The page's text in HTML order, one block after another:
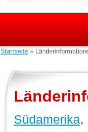
Startseite »
Südamerika,